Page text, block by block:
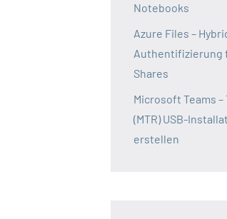
Notebooks
Azure Files –
Authentifizierung
Shares
Microsoft Teams –
(MTR) USB-
erstellen